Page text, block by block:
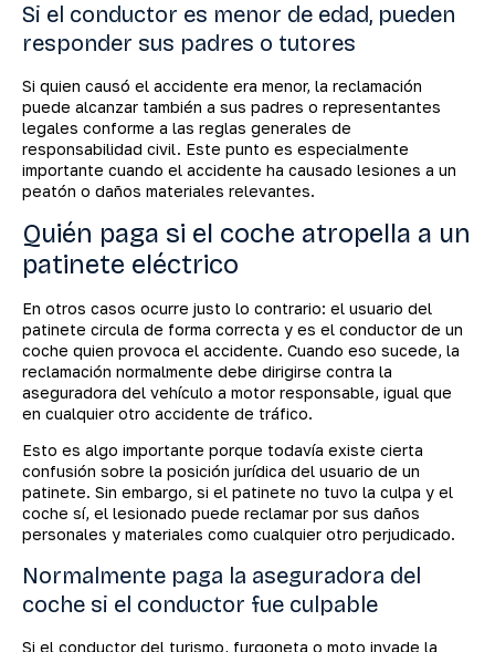
Si el conductor es menor de edad, pueden
responder sus padres o tutores
Si quien causó el accidente era menor, la reclamación
puede alcanzar también a sus padres o representantes
legales conforme a las reglas generales de
responsabilidad civil. Este punto es especialmente
importante cuando el accidente ha causado lesiones a un
peatón o daños materiales relevantes.
Quién paga si el coche atropella a un
patinete eléctrico
En otros casos ocurre justo lo contrario: el usuario del
patinete circula de forma correcta y es el conductor de un
coche quien provoca el accidente. Cuando eso sucede, la
reclamación normalmente debe dirigirse contra la
aseguradora del vehículo a motor responsable, igual que
en cualquier otro accidente de tráfico.
Esto es algo importante porque todavía existe cierta
confusión sobre la posición jurídica del usuario de un
patinete. Sin embargo, si el patinete no tuvo la culpa y el
coche sí, el lesionado puede reclamar por sus daños
personales y materiales como cualquier otro perjudicado.
Normalmente paga la aseguradora del
coche si el conductor fue culpable
Si el conductor del turismo, furgoneta o moto invade la